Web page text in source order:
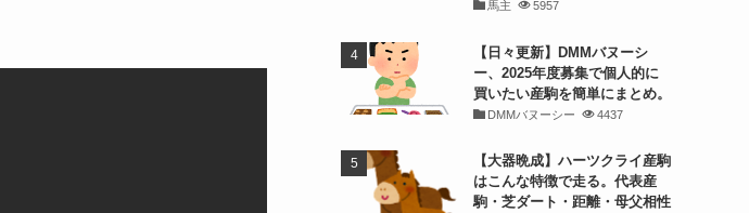
馬主 5957
【日々更新】DMMバヌーシ
ー、2025年度募集で個人的に
買いたい産駒を簡単にまとめ。
DMMバヌーシー 4437
【大器晩成】ハーツクライ産駒
はこんな特徴で走る。代表産
駒・芝ダート・距離・母父相性